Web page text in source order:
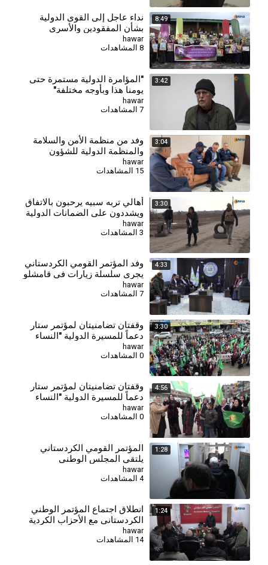
8:49
⁣نداء عاجل إلى القوى الدولية
بشأن المفقودين والأسرى
hawar
8 المشاهدات
3:42
⁣"المؤامرة الدولية مستمرة حتى
يومنا هذا وبأوجه مختلفة"
hawar
3:04
⁣وفد من منظمة الأمن والسلامة
والمنظمة الدولية للشؤون
الإنسانية يزور كوباني
hawar
15 المشاهدات
3:30
أهالي تربه سبيه يرحبون بالاتفاق
ويشددون على الضمانات الدولية
واستمرار نهج المقاومة
hawar
3 المشاهدات
4:33
وفد المؤتمر القومي الكردستاني
يجري سلسلة زيارات في قامشلو
hawar
7 المشاهدات
3:30
⁣وقفتان تضامنيتان لمؤتمر ستار
دعماً للمسيرة الدولية "النساء
يحمين روج آفا"
hawar
0 المشاهدات
4:56
⁣وقفتان تضامنيتان لمؤتمر ستار
دعماً للمسيرة الدولية "النساء
يحمين روج آفا"
hawar
0 المشاهدات
1:28
⁣المؤتمر القومي الكردستاني
يلتقي المجلس الوطني
الكردستاني
hawar
1:24
انطلاق اجتماع المؤتمر الوطني
الكردستاني مع الأحزاب الكردية
في روج آفا
hawar
14 المشاهدات